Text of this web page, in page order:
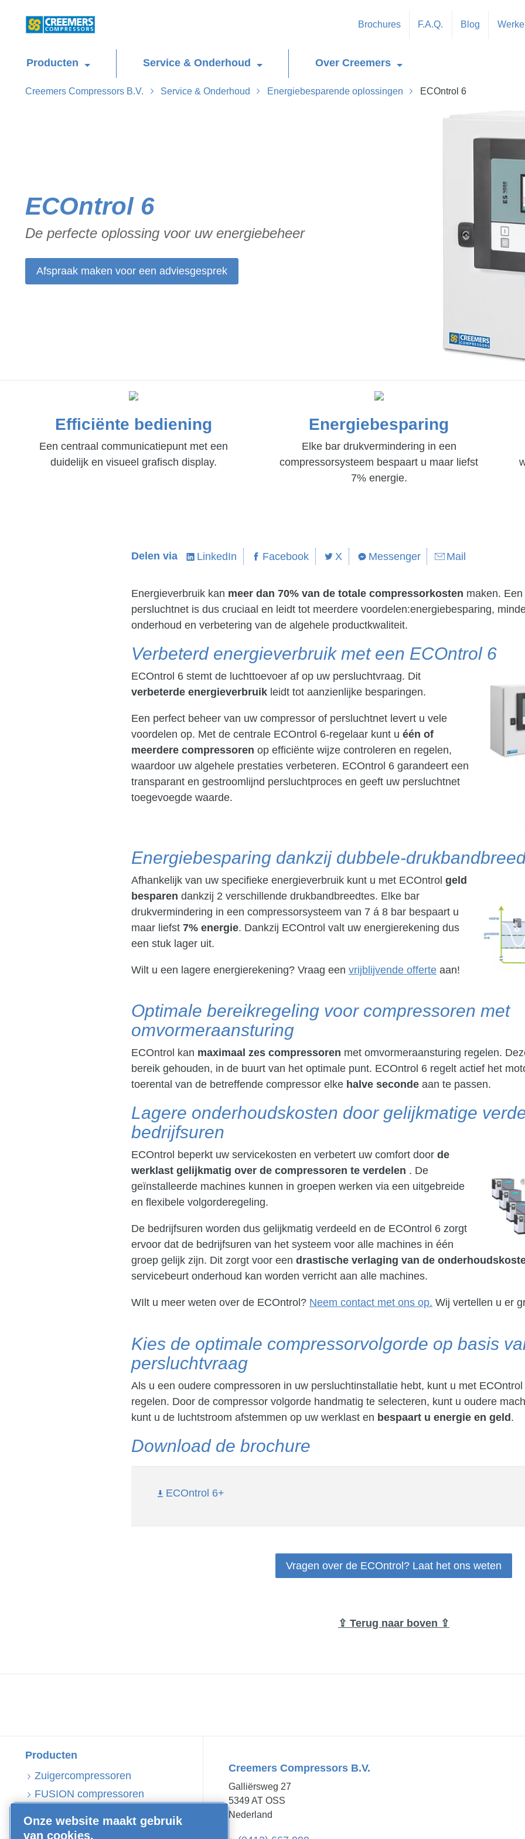
Brochures F.A.Q. Blog
Producten Service & Onderhoud Over Creemers
Creemers Compressors B.V. Service & Onderhoud Energiebesparende oplossingen ECOntrol 6
ECOntrol 6
De perfecte oplossing voor uw energiebeheer
Afspraak maken voor een adviesgesprek
Efficiënte bediening
Een centraal communicatiepunt met een
duidelijk en visueel grafisch display.
Energiebesparing
Elke bar drukvermindering in een
compressorsysteem bespaart u maar liefst
7% energie.
Delen via LinkedIn Facebook X Messenger Mail
Energieverbruik kan meer dan 70% van de totale compressorkosten maken.
persluchtnet is dus cruciaal en leidt tot meerdere voordelen:energiebesparing,
onderhoud en verbetering van de algehele productkwaliteit.
Verbeterd energieverbruik met een ECOntrol 6
ECOntrol 6 stemt de luchttoevoer af op uw persluchtvraag. Dit
verbeterde energieverbruik leidt tot aanzienlijke besparingen.
Een perfect beheer van uw compressor of persluchtnet levert u vele
voordelen op. Met de centrale ECOntrol 6-regelaar kunt u één of
meerdere compressoren op efficiënte wijze controleren en regelen,
waardoor uw algehele prestaties verbeteren. ECOntrol 6 garandeert een
transparant en gestroomlijnd persluchtproces en geeft uw persluchtnet
toegevoegde waarde.
Energiebesparing dankzij dubbele-
Afhankelijk van uw specifieke energieverbruik kunt u met ECOntrol geld
besparen dankzij 2 verschillende drukbandbreedtes. Elke bar
drukvermindering in een compressorsysteem van 7 á 8 bar bespaart u
maar liefst 7% energie. Dankzij ECOntrol valt uw energierekening dus
een stuk lager uit.
Wilt u een lagere energierekening? Vraag een vrijblijvende offerte aan!
Optimale bereikregeling voor compressoren met
omvormeraansturing
ECOntrol kan maximaal zes compressoren met omvormeraansturing regelen.
bereik gehouden, in de buurt van het optimale punt. ECOntrol 6 regelt actief het
toerental van de betreffende compressor elke halve seconde aan te passen.
Lagere onderhoudskosten door gelijkmatige
bedrijfsuren
ECOntrol beperkt uw servicekosten en verbetert uw comfort door de
werklast gelijkmatig over de compressoren te verdelen . De
geïnstalleerde machines kunnen in groepen werken via een uitgebreide
en flexibele volgorderegeling.
De bedrijfsuren worden dus gelijkmatig verdeeld en de ECOntrol 6 zorgt
ervoor dat de bedrijfsuren van het systeem voor alle machines in één
groep gelijk zijn. Dit zorgt voor een drastische verlaging van de
servicebeurt onderhoud kan worden verricht aan alle machines.
WIlt u meer weten over de ECOntrol? Neem contact met ons op. Wij vertellen u er
Kies de optimale compressorvolgorde op basis
persluchtvraag
Als u een oudere compressoren in uw persluchtinstallatie hebt, kunt u met
regelen. Door de compressor volgorde handmatig te selecteren, kunt u oudere
kunt u de luchtstroom afstemmen op uw werklast en bespaart u energie en geld .
Download de brochure
ECOntrol 6+
Vragen over de ECOntrol? Laat het ons weten
⇪ Terug naar boven ⇪
Producten
Zuigercompressoren
FUSION compressoren
Persluchtbehandeling
Creemers Compressors B.V.
Galliërsweg 27
5349 AT OSS
Nederland
Onze website maakt gebruik
van cookies.